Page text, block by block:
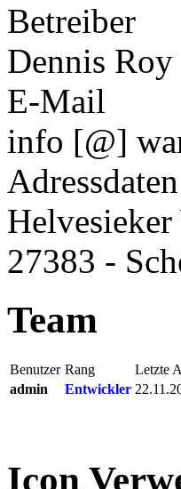
Betreiber
Dennis Roy
E-Mail
info [@]
Adressdaten
Helvesieker
27383 -
Team
Benutzer Rang
Letzte
admin
Entwickler
Icon